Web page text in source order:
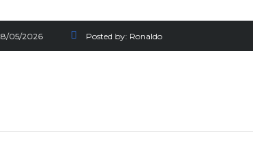
05/2026 Posted by: Ronaldo